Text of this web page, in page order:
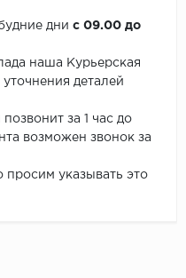
дни с 09.00 до
наша Курьерская
деталей
за 1 час до
возможен звонок за
просим указывать это